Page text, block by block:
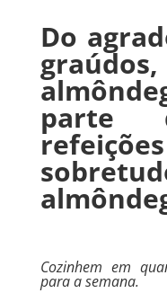
Do
parte
Cozinhem em
para a semana.